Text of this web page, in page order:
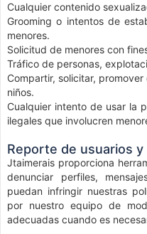
Cualquier contenido
Grooming o intentos de
menores.
Solicitud de menores con
Tráfico de personas,
Compartir, solicitar,
niños.
Cualquier intento de usar la
ilegales que involucren
Reporte de usuarios
Jtaimerais proporciona
denunciar perfiles,
puedan infringir nuestras
por nuestro equipo de
adecuadas cuando es